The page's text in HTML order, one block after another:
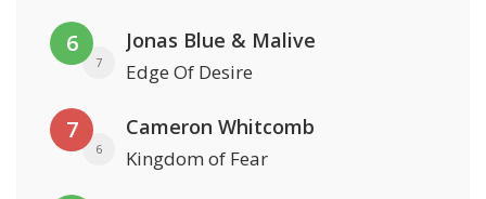
6
7
Jonas Blue & Malive
Edge Of Desire
7
6
Cameron Whitcomb
Kingdom of Fear